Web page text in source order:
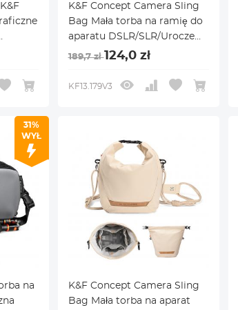
K&F Concept Camera Sling
Bag Mała torba na ramię do
aparatu DSLR/SLR/Urocze
kompaktowe torby na ramię
- torba na ramię 5L Urban
189,7 zł124,0 zł
KF13.179V3
31%
WYŁ
na
K&F Concept Camera Sling
Bag Mała torba na aparat